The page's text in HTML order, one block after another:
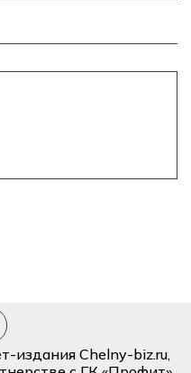
издания Chelny-biz.ru,